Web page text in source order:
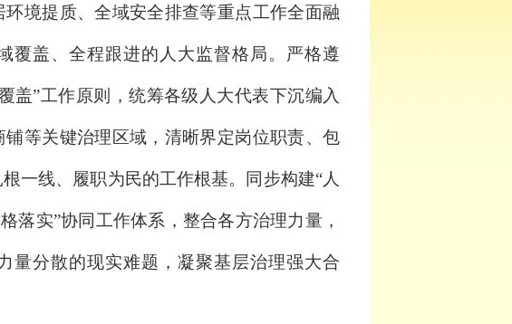
境提质、全域安全排查等重点工作全面融
覆盖、全程跟进的人大监督格局。严格遵
盖”工作原则，统筹各级人大代表下沉编入
等关键治理区域，清晰界定岗位职责、包
一线、履职为民的工作根基。同步构建“人
落实”协同工作体系，整合各方治理力量，
量分散的现实难题，凝聚基层治理强大合